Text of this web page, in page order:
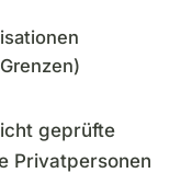
geprüfte
Privatpersonen